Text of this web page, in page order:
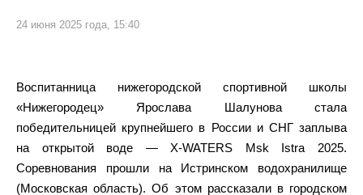
24 июня 2025 года, 15:40
Воспитанница нижегородской спортивной школы
«Нижегородец» Ярослава Шалунова стала
победительницей крупнейшего в России и СНГ заплыва
на открытой воде — X-WATERS Msk Istra 2025.
Соревнования прошли на Истринском водохранилище
(Московская область). Об этом рассказали в городском